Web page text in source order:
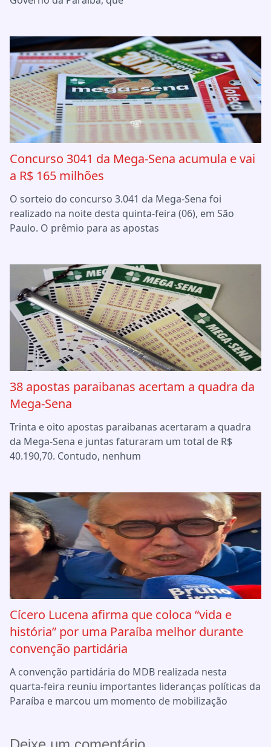
Concurso 3041 da Mega-Sena acumula e vai
a R$ 165 milhões
O sorteio do concurso 3.041 da Mega-Sena foi
realizado na noite desta quinta-feira (06), em São
Paulo. O prêmio para as apostas
38 apostas paraibanas acertam a quadra da
Mega-Sena
Trinta e oito apostas paraibanas acertaram a quadra
da Mega-Sena e juntas faturaram um total de R$
40.190,70. Contudo, nenhum
Cícero Lucena afirma que coloca “vida e
história” por uma Paraíba melhor durante
convenção partidária
A convenção partidária do MDB realizada nesta
quarta-feira reuniu importantes lideranças políticas da
Paraíba e marcou um momento de mobilização